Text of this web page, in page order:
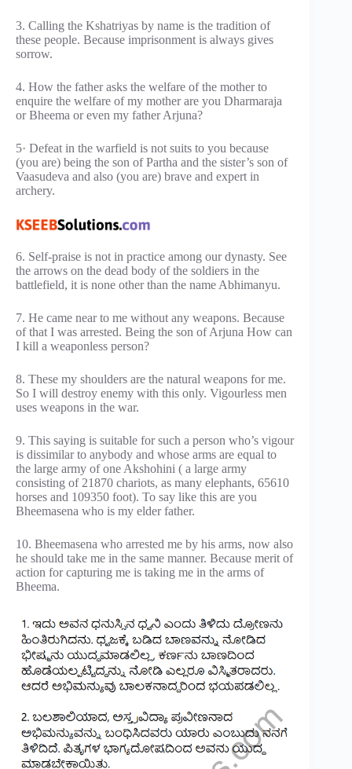
3. Calling the Kshatriyas by name is the tradition of
these people. Because imprisonment is always gives
sorrow.
4. How the father asks the welfare of the mother to
enquire the welfare of my mother are you Dharmaraja
or Bheema or even my father Arjuna?
5· Defeat in the warfield is not suits to you because
(you are) being the son of Partha and the sister’s son of
Vaasudeva and also (you are) brave and expert in
archery.
6. Self-praise is not in practice among our dynasty. See
the arrows on the dead body of the soldiers in the
battlefield, it is none other than the name Abhimanyu.
7. He came near to me without any weapons. Because
of that I was arrested. Being the son of Arjuna How can
I kill a weaponless person?
8. These my shoulders are the natural weapons for me.
So I will destroy enemy with this only. Vigourless men
uses weapons in the war.
9. This saying is suitable for such a person who’s vigour
is dissimilar to anybody and whose arms are equal to
the large army of one Akshohini ( a large army
consisting of 21870 chariots, as many elephants, 65610
horses and 109350 foot). To say like this are you
Bheemasena who is my elder father.
10. Bheemasena who arrested me by his arms, now also
he should take me in the same manner. Because merit of
action for capturing me is taking me in the arms of
Bheema.